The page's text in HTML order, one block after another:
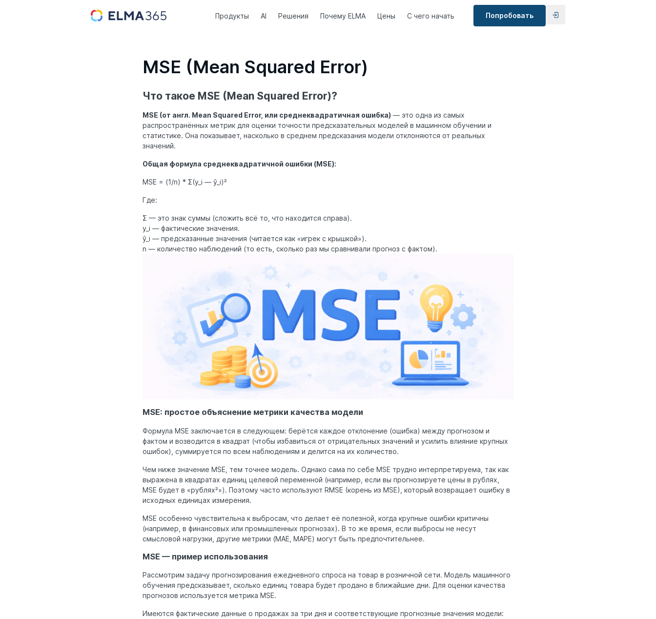
Продукты AI Решения Почему ELMA Цены С чего начать Попробовать
MSE (Mean Squared Error)
Что такое MSE (Mean Squared Error)?
MSE (от англ. Mean Squared Error, или среднеквадратичная ошибка) — это одна из самых
распространённых метрик для оценки точности предсказательных моделей в машинном обучении и
статистике. Она показывает, насколько в среднем предсказания модели отклоняются от реальных
значений.
Общая формула среднеквадратичной ошибки (MSE):
MSE = (1/n) * Σ(y_i — ŷ_i)²
Где:
Σ — это знак суммы (сложить всё то, что находится справа).
y_i — фактические значения.
ŷ_i — предсказанные значения (читается как «игрек с крышкой»).
n — количество наблюдений (то есть, сколько раз мы сравнивали прогноз с фактом).
MSE: простое объяснение метрики качества модели
Формула MSE заключается в следующем: берётся каждое отклонение (ошибка) между прогнозом и
фактом и возводится в квадрат (чтобы избавиться от отрицательных значений и усилить влияние крупных
ошибок), суммируется по всем наблюдениям и делится на их количество.
Чем ниже значение MSE, тем точнее модель. Однако сама по себе MSE трудно интерпретируема, так как
выражена в квадратах единиц целевой переменной (например, если вы прогнозируете цены в рублях,
MSE будет в «рублях²»). Поэтому часто используют RMSE (корень из MSE), который возвращает ошибку в
исходных единицах измерения.
MSE особенно чувствительна к выбросам, что делает её полезной, когда крупные ошибки критичны
(например, в финансовых или промышленных прогнозах). В то же время, если выбросы не несут
смысловой нагрузки, другие метрики (MAE, MAPE) могут быть предпочтительнее.
MSE — пример использования
Рассмотрим задачу прогнозирования ежедневного спроса на товар в розничной сети. Модель машинного
обучения предсказывает, сколько единиц товара будет продано в ближайшие дни. Для оценки качества
прогнозов используется метрика MSE.
Имеются фактические данные о продажах за три дня и соответствующие прогнозные значения модели: